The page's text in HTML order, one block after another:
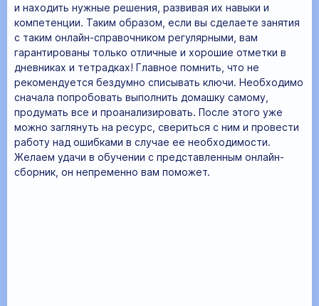
и находить нужные решения, развивая их навыки и
компетенции. Таким образом, если вы сделаете занятия
с таким онлайн-справочником регулярными, вам
гарантированы только отличные и хорошие отметки в
дневниках и тетрадках! Главное помнить, что не
рекомендуется бездумно списывать ключи. Необходимо
сначала попробовать выполнить домашку самому,
продумать все и проанализировать. После этого уже
можно заглянуть на ресурс, свериться с ним и провести
работу над ошибками в случае ее необходимости.
Желаем удачи в обучении с представленным онлайн-
сборник, он непременно вам поможет.